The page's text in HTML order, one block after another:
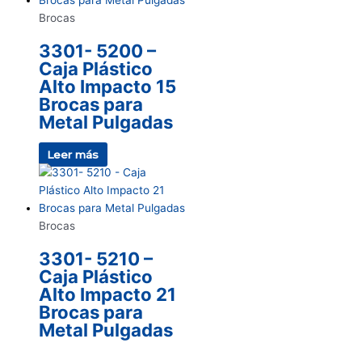
Brocas
3301- 5200 –
Caja Plástico
Alto Impacto 15
Brocas para
Metal Pulgadas
Leer más
Brocas
3301- 5210 –
Caja Plástico
Alto Impacto 21
Brocas para
Metal Pulgadas